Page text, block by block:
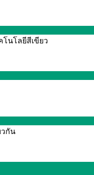
นโลยีสีเขียว
วกัน